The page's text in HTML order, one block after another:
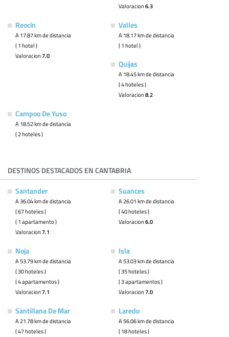
Valoracion6.3
Reocín
A 17.87 km de distancia
( 1 hotel )
Valoracion7.0
Valles
A 18.17 km de distancia
( 1 hotel )
Quijas
A 18.45 km de distancia
( 4 hoteles )
Valoracion8.2
Campoo De Yuso
A 18.52 km de distancia
( 2 hoteles )
DESTINOS DESTACADOS EN CANTABRIA
Santander
A 36.04 km de distancia
( 67 hoteles )
( 1 apartamento )
Valoracion7.1
Suances
A 26.01 km de distancia
( 40 hoteles )
Valoracion6.0
Noja
A 53.79 km de distancia
( 30 hoteles )
( 4 apartamentos )
Valoracion7.1
Isla
A 53.03 km de distancia
( 35 hoteles )
( 3 apartamentos )
Valoracion7.0
Santillana De Mar
A 21.78 km de distancia
( 47 hoteles )
Laredo
A 56.06 km de distancia
( 18 hoteles )